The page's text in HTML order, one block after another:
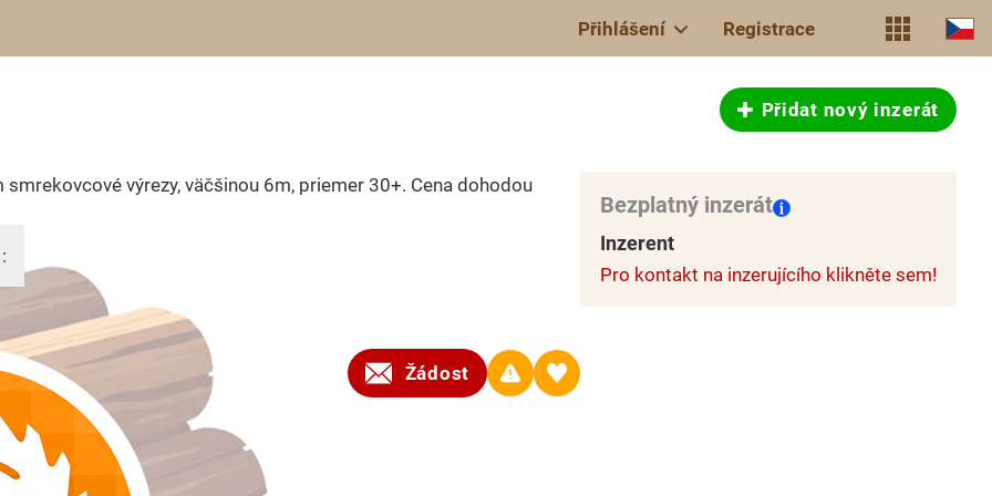
Přihlášení Registrace
Přidat nový inzerát
smrekovcové výrezy, väčšinou 6m, priemer 30+. Cena dohodou
Žádost
Bezplatný inzerát
Inzerent
Pro kontakt na inzerujícího klikněte sem!